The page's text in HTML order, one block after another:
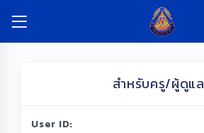
สำหรับครู/ผู้ดูแล
User ID: